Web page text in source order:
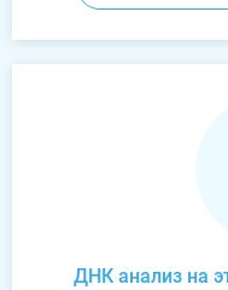
ДНК анализ на